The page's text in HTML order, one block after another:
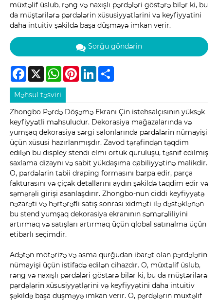
müxtəlif üslub, rəng və naxışlı pərdələri göstərə bilər ki, bu
da müştərilərə pərdələrin xüsusiyyətlərini və keyfiyyətini
daha intuitiv şəkildə başa düşməyə imkan verir.
Sorğu göndərin
Facebook
X WhatsAppPinterestLinkedIn
Məhsul təsviri
Zhongbo Pərdə Döşəmə Ekranı Çin istehsalçısının yüksək
keyfiyyətli məhsuludur. Dekorasiya mağazalarında və
yumşaq dekorasiya sərgi salonlarında pərdələrin nümayişi
üçün xüsusi hazırlanmışdır. Zavod tərəfindən təqdim
edilən bu displey stendi elmi örtük quruluşu, təsnif edilmiş
saxlama dizaynı və sabit yükdaşıma qabiliyyətinə malikdir.
O, pərdələrin təbii draping formasını bərpa edir, parça
fakturasını və çiçək detallarını aydın şəkildə təqdim edir və
səmərəli girişi asanlaşdırır. Zhongbo-nun ciddi keyfiyyətə
nəzarəti və hərtərəfli satış sonrası xidməti ilə dəstəklənən
bu stend yumşaq dekorasiya ekranının səmərəliliyini
artırmaq və satışları artırmaq üçün qlobal satınalma üçün
etibarlı seçimdir.
Adətən mötərizə və asma qurğudan ibarət olan pərdələrin
nümayişi üçün istifadə edilən cihazdır. O, müxtəlif üslub,
rəng və naxışlı pərdələri göstərə bilər ki, bu da müştərilərə
pərdələrin xüsusiyyətlərini və keyfiyyətini daha intuitiv
şəkildə başa düşməyə imkan verir. O, pərdələrin müxtəlif